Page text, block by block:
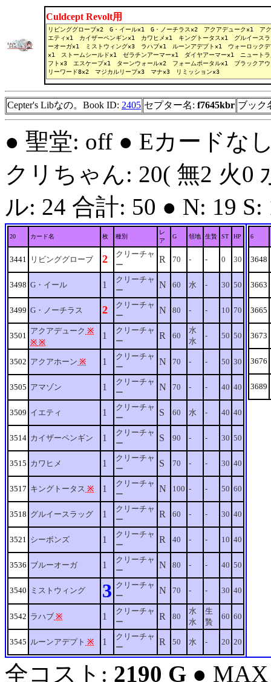
Culdcept Revolt用
Cepter's Libなの。Book ID: 2405 セプター名: f7645kbr ブック
● 聖堂: off ● Eカードな
クリちゃん: 20( 無2 火0
ル: 24 合計: 50 ● N: 19 S:
20 カード名 枚 種別
レ
ア
G 領地 生贄 ST HP
3441 リビンググローブ 2
クリーチャ
ー
R 70 - - 0 30
3498 G・イール 1
クリーチャ
ー
N 60 水 - 30 50
3499 G・ノーチラス 2
クリーチャ
ー
N 80 - - 10 70
3501
アクアデューク ※
※ ※
1
クリーチャ
ー
R 60
水
水
- 50 50
3502 アクアホーン ※ 1
クリーチャ
ー
N 70 - - 50 30
3505 アマゾン 1
クリーチャ
ー
N 70 - - 40 40
3509 イエティ 1
クリーチャ
ー
S 60 水 - 40 40
3514 カイザーペンギン 1
クリーチャ
ー
S 90 - - 30 50
3515 カワヒメ 1
クリーチャ
ー
S 70 - - 30 40
3517 キングトータス ※ 1
クリーチャ
ー
N 100 - - 50 60
3518 グルイースラッグ 1
クリーチャ
ー
R 60 - - 30 40
3521 シーボンズ 1
クリーチャ
ー
R 40 - - 10 40
3536 ブルーオーガ 1
クリーチャ
ー
N 80 - - 40 50
3540 ミストウィング 3 クリーチャ
ー
N 70 - - 30 40
3542 ラハブ ※ 1
クリーチャ
ー
R 80
水
水
生
贄
60 60
3545 ルーンアデプト ※ 1
クリーチャ
ー
R 50 水 - 20 20
6
3648
3663
3665
3673
3676
3689
全コスト: 2190 G ●